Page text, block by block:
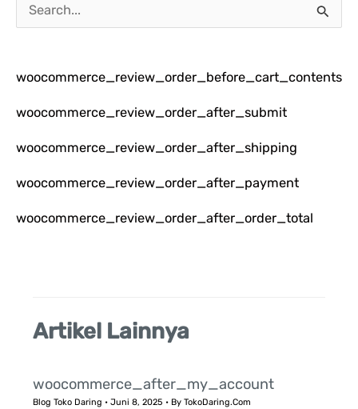
a
i
t
u
woocommerce_review_order_before_cart_contents
woocommerce_review_order_after_submit
woocommerce_review_order_after_shipping
woocommerce_review_order_after_payment
woocommerce_review_order_after_order_total
Artikel Lainnya
woocommerce_after_my_account
Blog Toko Daring •Juni 8, 2025 • ByTokoDaring.Com